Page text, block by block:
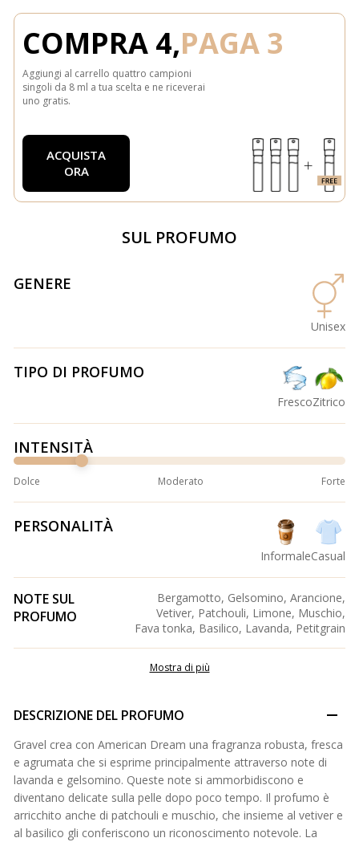
COMPRA 4,PAGA 3
Aggiungi al carrello quattro campioni
singoli da 8 ml a tua scelta e ne riceverai
uno gratis.
ACQUISTA
ORA
SUL PROFUMO
GENERE
Unisex
TIPO DI PROFUMO
FrescoZitrico
INTENSITÀ
Dolce Moderato Forte
PERSONALITÀ
InformaleCasual
NOTE SUL
PROFUMO
Bergamotto, Gelsomino, Arancione,
Vetiver, Patchouli, Limone, Muschio,
Fava tonka, Basilico, Lavanda, Petitgrain
Mostra di più
DESCRIZIONE DEL PROFUMO
Gravel crea con American Dream una fragranza robusta, fresca
e agrumata che si esprime principalmente attraverso note di
lavanda e gelsomino. Queste note si ammorbidiscono e
diventano delicate sulla pelle dopo poco tempo. Il profumo è
arricchito anche di patchouli e muschio, che insieme al vetiver e
al basilico gli conferiscono un riconoscimento notevole. La